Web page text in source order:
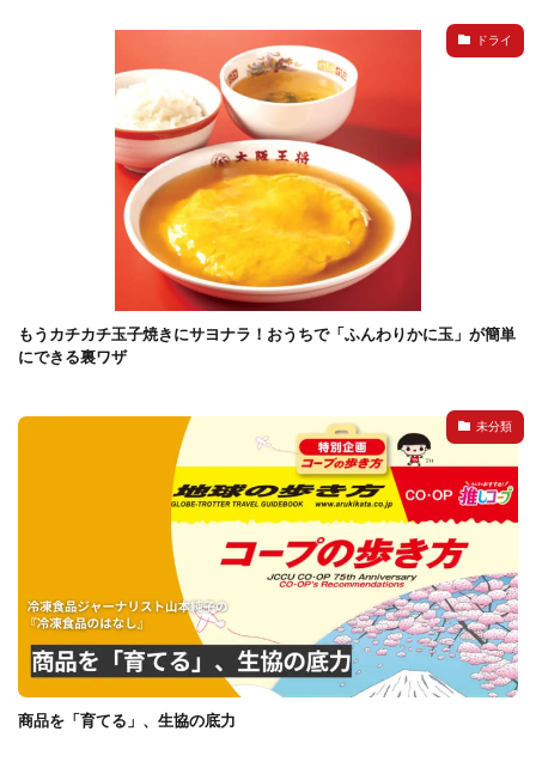
ドライ
もうカチカチ玉子焼きにサヨナラ！おうちで「ふんわりかに玉」が簡単
にできる裏ワザ
未分類
商品を「育てる」、生協の底力